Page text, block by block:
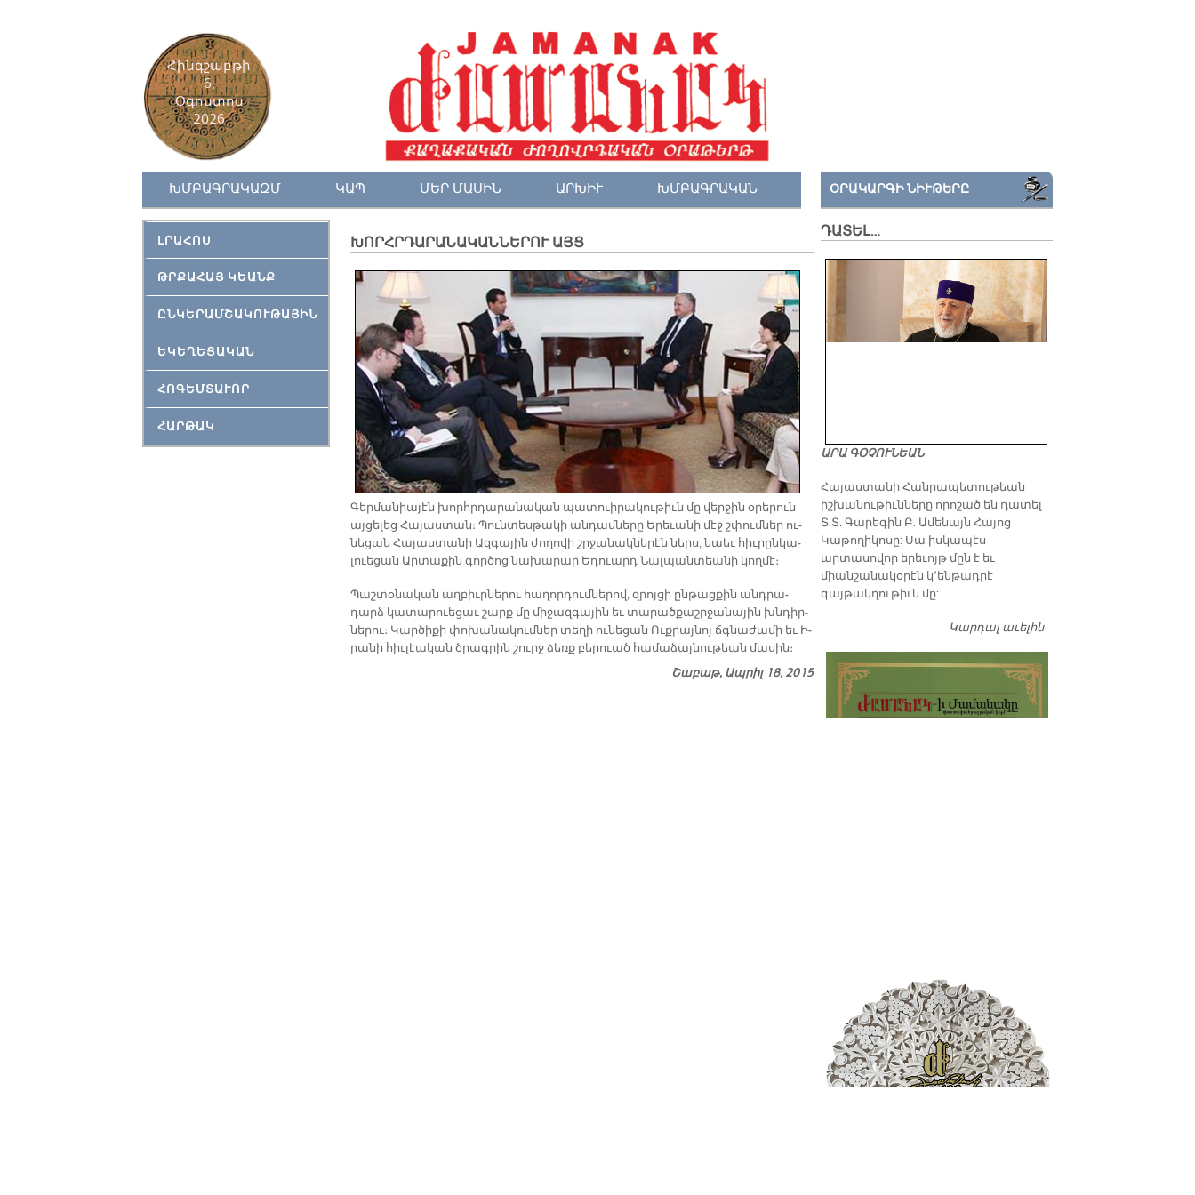
Հինգշաբթի
6,
Օգոստոս
2026
ԽՄԲԱԳՐԱԿԱԶՄ ԿԱՊ ՄԵՐ ՄԱՍԻՆ ԱՐԽԻՒ ԽՄԲԱԳՐԱԿԱՆ
ԼՐԱՀՈՍ
ԹՐՔԱՀԱՅ ԿԵԱՆՔ
ԸՆԿԵՐԱՄՇԱԿՈՒԹԱՅԻՆ
ԵԿԵՂԵՑԱԿԱՆ
ՀՈԳԵՄՏԱՒՈՐ
ՀԱՐԹԱԿ
ԽՈՐՀՐԴԱՐԱՆԱԿԱՆՆԵՐՈՒ ԱՅՑ
Գեր­մա­նիա­յէն խորհր­դա­րա­նա­կան պա­տուի­րա­կու­թիւն մը վեր­ջին օ­րե­րուն
այ­ցե­լեց Հա­յաս­տան։ Պուն­տես­թա­կի ան­դամ­նե­րը Ե­րե­ւա­նի մէջ շփում­ներ ու­
նե­ցան Հա­յաս­տա­նի Ազ­գա­յին ժո­ղո­վի շրջա­նակ­նե­րէն ներս, նաեւ հիւ­րըն­կա­
լուե­ցան Ար­տա­քին գոր­ծոց նա­խա­րար Ե­դուարդ Նալ­պան­տեա­նի կող­մէ։
Պաշ­տօ­նա­կան աղ­բիւր­նե­րու հա­ղոր­դում­նե­րով, զրոյ­ցի ըն­թաց­քին անդ­րա­
դարձ կա­տա­րուե­ցաւ շարք մը մի­ջազ­գա­յին եւ տա­րած­քաշր­ջա­նա­յին խնդիր­
նե­րու։ Կար­ծի­քի փո­խա­նա­կում­ներ տե­ղի ու­նե­ցան Ուք­րայ­նոյ ճգնա­ժա­մի եւ Ի­
րա­նի հիւ­լէա­կան ծրագ­րին շուրջ ձեռք բե­րուած հա­մա­ձայ­նու­թեան մասին։
Շաբաթ, Ապրիլ 18, 2015
ՕՐԱԿԱՐԳԻ ՆԻՒԹԵՐԸ
ԴԱՏԵԼ…
ԱՐԱ ԳՕՉՈՒՆԵԱՆ
​Հայաստանի Հանրապետութեան
իշխանութիւնները որոշած են դատել
Տ.Տ. Գարեգին Բ. Ամենայն Հայոց
Կաթողիկոսը: Սա իսկապէս
արտասովոր երեւոյթ մըն է եւ
միանշանակօրէն կ՚ենթադրէ
գայթակղութիւն մը:
Կարդալ աւելինԴատել…